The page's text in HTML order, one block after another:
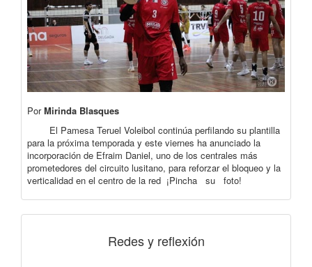
PorMirinda Blasques
El Pamesa Teruel Voleibol continúa perfilando su plantilla
para la próxima temporada y este viernes ha anunciado la
incorporación de Efraim Daniel, uno de los centrales más
prometedores del circuito lusitano, para reforzar el bloqueo y la
verticalidad en el centro de la red ¡Pincha su foto!
Redes y reflexión